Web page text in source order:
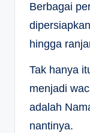
Berbagai
hingga
Tak hanya
menjadi
adalah
nantinya.